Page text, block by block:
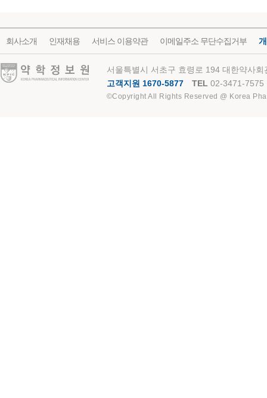
회사소개 인재채용 서비스 이용약관 이메일주소 무단수집거부
약학정보원
서울특별시 서초구 효령로 194 대한약사
고객지원 1670-5877
TEL 02-3471-7575
©Copyright All Rights Reserved @ Korea